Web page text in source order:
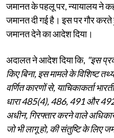
जमानत के पहलू पर, न्यायालय ने
जमानत दी गई है। इस पर गौर करते
जमानत देने का आदेश दिया।
अदालत ने आदेश दिया कि, "इस
किए बिना, इस मामले के विशिष्ट
वर्णित कारणों से, याचिकाकर्ता
धारा 485(4), 486, 491 और
अधीन, गिरफ्तार करने वाले
जो भी लागू हो, की संतुष्टि के लिए